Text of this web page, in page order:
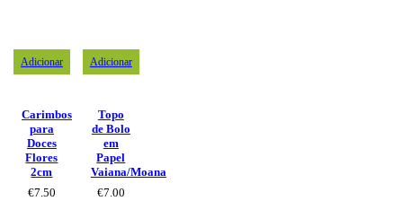
Adicionar
Carimbos
para
Doces
Flores
2cm
€7.50
Adicionar
Topo
de Bolo
em
Papel
Vaiana/Moana
€7.00